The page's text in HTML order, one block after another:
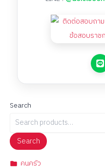
Search
Search
คนครัว